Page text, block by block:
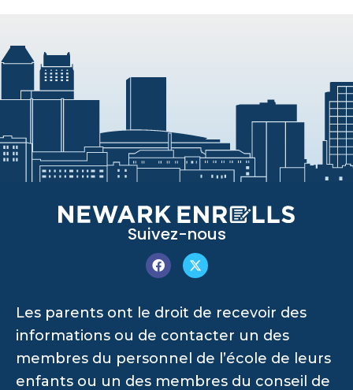
Suivez-nous
Les parents ont le droit de recevoir des
informations ou de contacter un des
membres du personnel de l’école de leurs
enfants ou un des membres du conseil de